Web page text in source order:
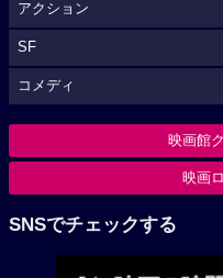
アクション
SF
コメディ
映画館
映画
SNSでチェックする